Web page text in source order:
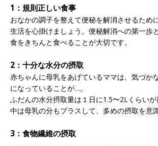
1：規則正しい食事
おなかの調子を整えて便秘を解消させるため
生活を心掛けましょう。便秘解消への第一歩
食をきちんと食べることが大切です。
2：十分な水分の摂取
赤ちゃんに母乳をあげているママは、気づか
になっていることが…。
ふだんの水分摂取量は１日に1.5〜2Lくらい
中は母乳の分もプラスして、多めの摂取を意
3：食物繊維の摂取